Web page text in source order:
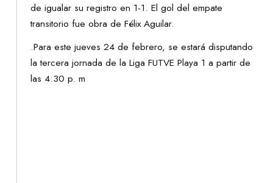
de igualar su registro en 1-1. El gol del empate
transitorio fue obra de Félix Aguilar.
.Para este jueves 24 de febrero, se estará disputando
la tercera jornada de la Liga FUTVE Playa 1 a partir de
las 4:30 p. m